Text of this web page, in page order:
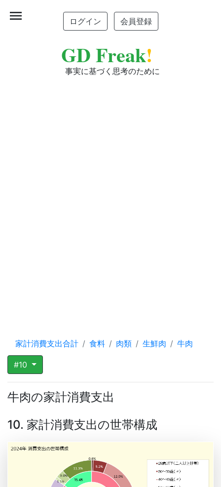
ログイン 会員登録
GD Freak!
事実に基づく思考のために
menu
家計消費支出合計 食料 肉類 生鮮肉 牛肉
#10
牛肉の家計消費支出
10. 家計消費支出の世帯構成